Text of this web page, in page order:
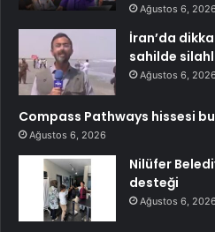
Ağustos 6, 2026
İran’da
sahilde
Ağustos 6, 2026
Compass Pathways hissesi
Ağustos 6, 2026
Nilüfer
desteği
Ağustos 6, 2026